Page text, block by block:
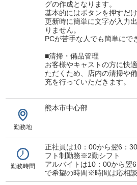
グの作成となります。
基本的にはボタンを押すだ
更新時に簡単に文字が入力
りません。
PCが苦手な人でも簡単にで
■清掃・備品管理
お客様やキャストの方に快
ただくため、店内の清掃や
充を行っていただきます。
勤務地
熊本市中心部
勤務時間
正社員は10：00から翌6：
フト制勤務※2勤シフト
アルバイトは10：00から翌
で希望の時間※時間は応相談